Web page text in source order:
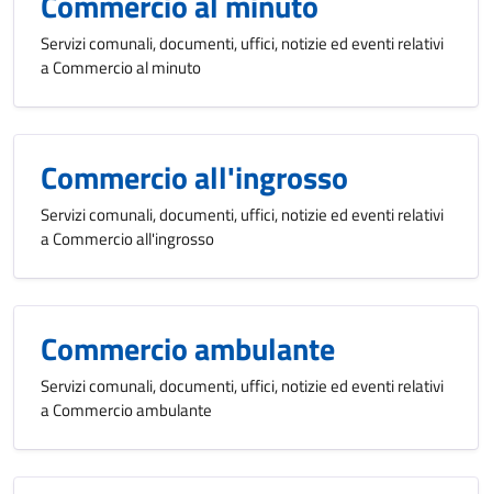
Servizi comunali, documenti, uffici, notizie ed eventi relativi
a Commercio al minuto
Commercio all'ingrosso
Servizi comunali, documenti, uffici, notizie ed eventi relativi
a Commercio all'ingrosso
Commercio ambulante
Servizi comunali, documenti, uffici, notizie ed eventi relativi
a Commercio ambulante